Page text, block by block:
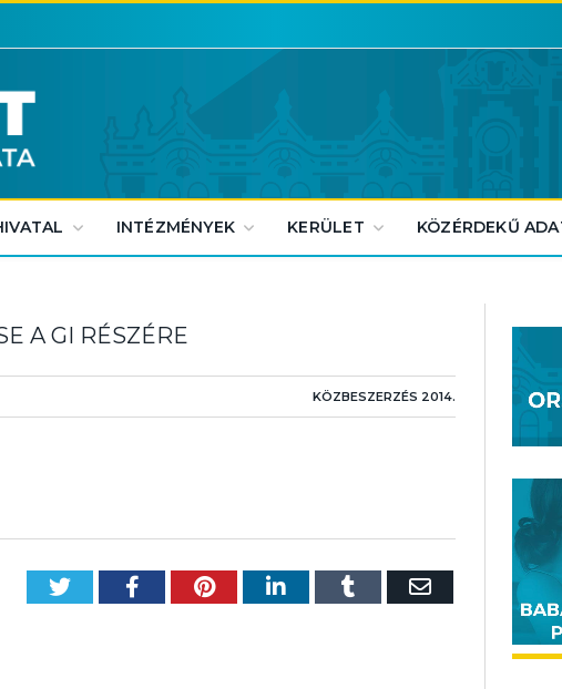
INTÉZMÉNYEK KERÜLET KÖZÉRDEKŰ
A GI RÉSZÉRE
KÖZBESZERZÉS 2014.
TwitterFacebookPinterest
LinkedInTumblrEmail